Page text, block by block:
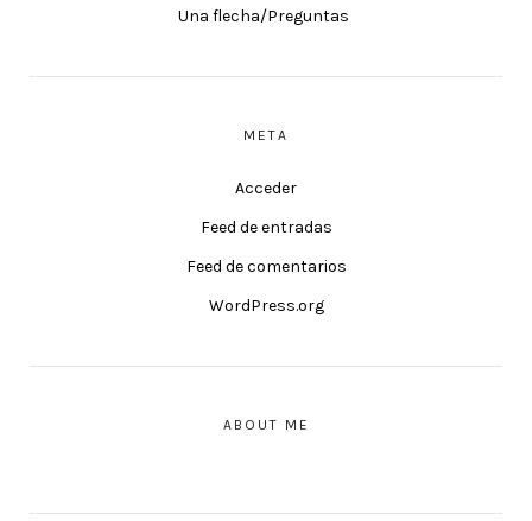
Una flecha/Preguntas
META
Acceder
Feed de entradas
Feed de comentarios
WordPress.org
ABOUT ME